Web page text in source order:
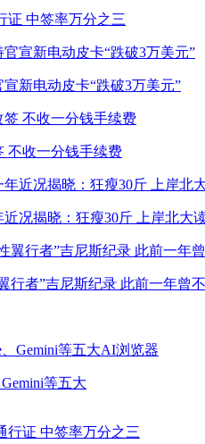
证 中签率万分之三
新电动皮卡“跌破3万美元”
不收一分钱手续费
况揭晓：狂瘦30斤 上岸北大
行者”吉尼斯纪录 此前一年曾
等五大